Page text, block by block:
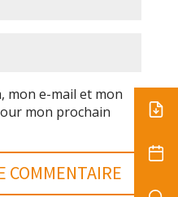
mon e-mail et mon
mon prochain